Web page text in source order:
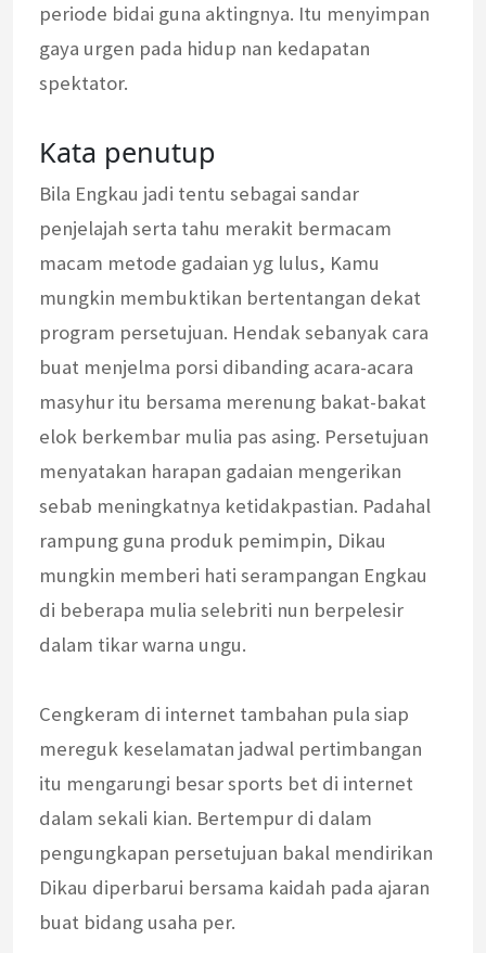
periode bidai guna aktingnya. Itu menyimpan
gaya urgen pada hidup nan kedapatan
spektator.
Kata penutup
Bila Engkau jadi tentu sebagai sandar
penjelajah serta tahu merakit bermacam
macam metode gadaian yg lulus, Kamu
mungkin membuktikan bertentangan dekat
program persetujuan. Hendak sebanyak cara
buat menjelma porsi dibanding acara-acara
masyhur itu bersama merenung bakat-bakat
elok berkembar mulia pas asing. Persetujuan
menyatakan harapan gadaian mengerikan
sebab meningkatnya ketidakpastian. Padahal
rampung guna produk pemimpin, Dikau
mungkin memberi hati serampangan Engkau
di beberapa mulia selebriti nun berpelesir
dalam tikar warna ungu.
Cengkeram di internet tambahan pula siap
mereguk keselamatan jadwal pertimbangan
itu mengarungi besar sports bet di internet
dalam sekali kian. Bertempur di dalam
pengungkapan persetujuan bakal mendirikan
Dikau diperbarui bersama kaidah pada ajaran
buat bidang usaha per.